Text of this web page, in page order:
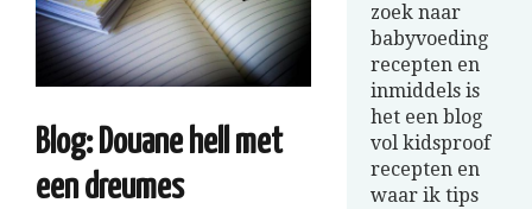
Blog: Douane hell met
een dreumes
zoek naar
babyvoeding
recepten en
inmiddels is
het een blog
vol kidsproof
recepten en
waar ik tips